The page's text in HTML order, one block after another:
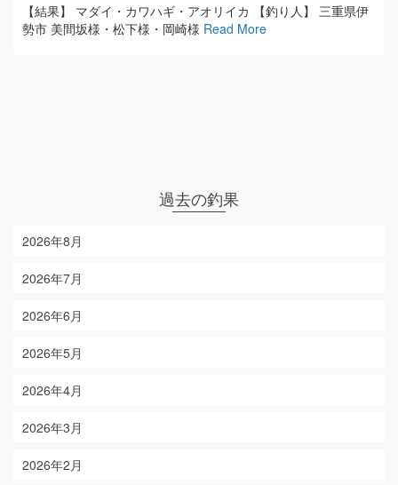
【結果】 マダイ・カワハギ・アオリイカ 【釣り人】 三重県伊
勢市 美間坂様・松下様・岡崎様 Read More
過去の釣果
2026年8月
2026年7月
2026年6月
2026年5月
2026年4月
2026年3月
2026年2月